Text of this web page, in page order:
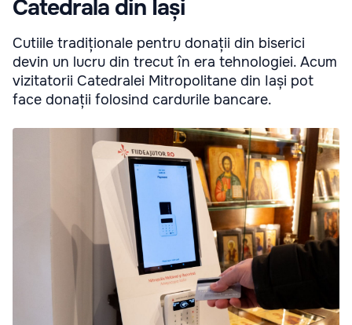
Catedrala din Iași
Cutiile tradiționale pentru donații din biserici
devin un lucru din trecut în era tehnologiei. Acum
vizitatorii Catedralei Mitropolitane din Iași pot
face donații folosind cardurile bancare.